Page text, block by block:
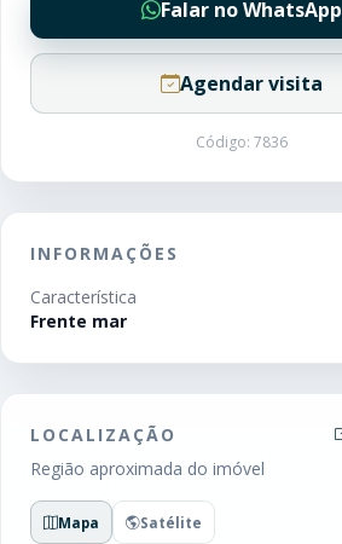
Falar no WhatsApp
Agendar visita
Código: 7836
INFORMAÇÕES
Característica
Frente mar
LOCALIZAÇÃO
Região aproximada do imóvel
Mapa Satélite